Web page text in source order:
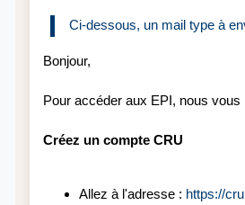
Ci-dessous, un mail type à
Bonjour,
Pour accéder aux EPI, nous
Créez un compte CRU
Allez à l'adresse : https://